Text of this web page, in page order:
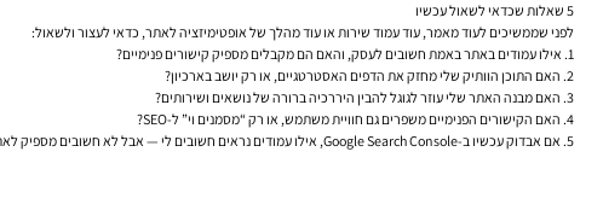
5 שאלות שכדאי לשאול עכשיו
לפני שממשיכים לעוד מאמר, עוד עמוד שירות או עוד מהלך של אופטימיזציה לאתר, כדאי לעצור ולשאול:
אילו עמודים באתר באמת חשובים לעסק, והאם הם מקבלים מספיק קישורים פנימיים?
האם התוכן הוותיק שלי מחזק את הדפים האסטרטגיים, או רק יושב בארכיון?
האם מבנה האתר שלי עוזר לגוגל להבין היררכיה ברורה של נושאים ושירותים?
האם הקישורים הפנימיים משפרים גם חוויית משתמש, או רק “מסמנים וי” ל-SEO?
אם אבדוק עכשיו ב-Google Search Console, אילו עמודים נראים חשובים לי — אבל לא חשובים מספיק לאתר עצמו?